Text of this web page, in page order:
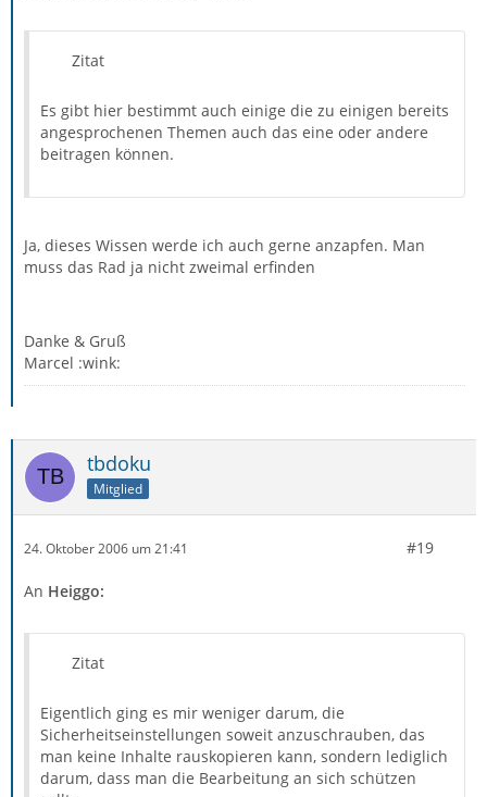
Zitat
Es gibt hier bestimmt auch einige die zu einigen bereits
angesprochenen Themen auch das eine oder andere
beitragen können.
Ja, dieses Wissen werde ich auch gerne anzapfen. Man
muss das Rad ja nicht zweimal erfinden
Danke & Gruß
Marcel :wink:
tbdoku
Mitglied
24. Oktober 2006 um 21:41 #19
An Heiggo:
Zitat
Eigentlich ging es mir weniger darum, die
Sicherheitseinstellungen soweit anzuschrauben, das
man keine Inhalte rauskopieren kann, sondern lediglich
darum, dass man die Bearbeitung an sich schützen